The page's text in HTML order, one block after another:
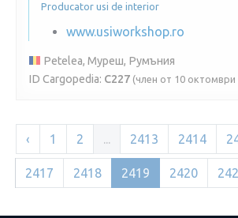
Producator usi de interior
www.usiworkshop.ro
Petelea, Муреш, Румъния
ID Cargopedia: C227 (член от 10 октомври
‹ 1 2 ... 2413 2414
2417 2418 2419 2420